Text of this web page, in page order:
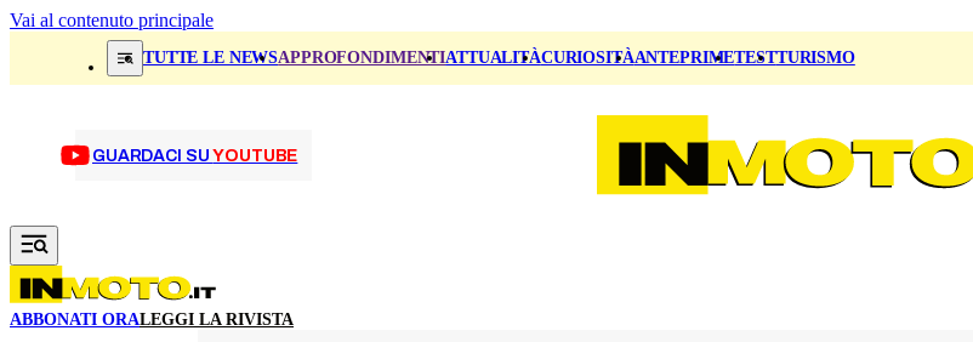
Vai al contenuto principale
TUTTE LE NEWSAPPROFONDIMENTIATTUALITÀCURIOSITÀANTEPRIMETESTTURISMO
GUARDACI SUYOUTUBE
ABBONATI ORALEGGI LA RIVISTA